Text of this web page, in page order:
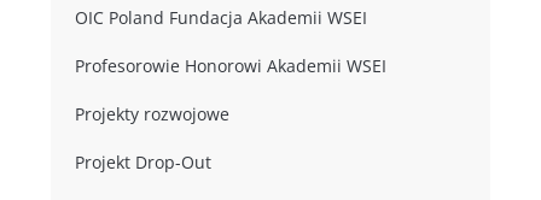
OIC Poland Fundacja Akademii WSEI
Profesorowie Honorowi Akademii WSEI
Projekty rozwojowe
Projekt Drop-Out